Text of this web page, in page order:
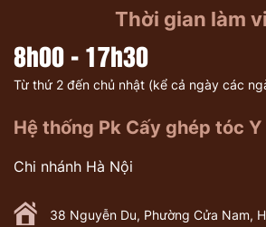
Thời gian làm
8h00 - 17h30
Từ thứ 2 đến chủ nhật (kể cả ngày các
Hệ thống Pk Cấy ghép tóc
Chi nhánh Hà Nội
38 Nguyễn Du, Phường Cửa Nam,